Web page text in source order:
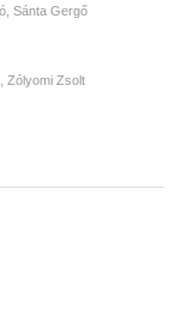
Sánta Gergő
Zólyomi Zsolt